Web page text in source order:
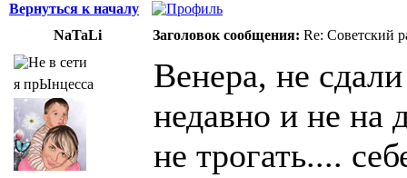
Вернуться к началу
NaTaLi
Заголовок сообщения: Re: Советский
я прЫнцесса
Венера, не
недавно и не на
не трогать....